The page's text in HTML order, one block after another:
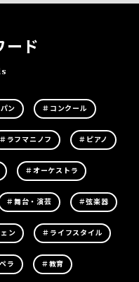
ード
ン ＃コンクール
＃ラフマニノフ ＃ピアノ
＃オーケストラ
＃舞台・演芸 ＃弦楽器
ン ＃ライフスタイル
ラ ＃教育